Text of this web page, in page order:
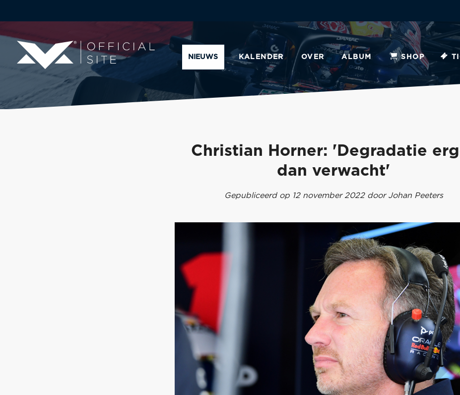
NIEUWS KALENDER OVER ALBUM SHOP
Christian Horner: 'Degradatie
dan verwacht'
Gepubliceerd op 12 november 2022 door Johan Peeters